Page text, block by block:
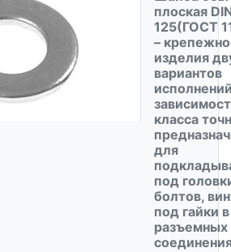
плоская
125(ГОСТ
–
изделия
вариантов
класса
для
под
болтов,
под гайки в
разъемных